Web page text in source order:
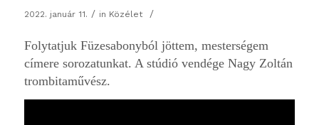
2022. január 11. / in Közélet /
Folytatjuk Füzesabonyból jöttem, mesterségem
címere sorozatunkat. A stúdió vendége Nagy Zoltán
trombitaművész.